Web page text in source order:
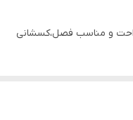
راحت و مناسب فصل،کسشانی